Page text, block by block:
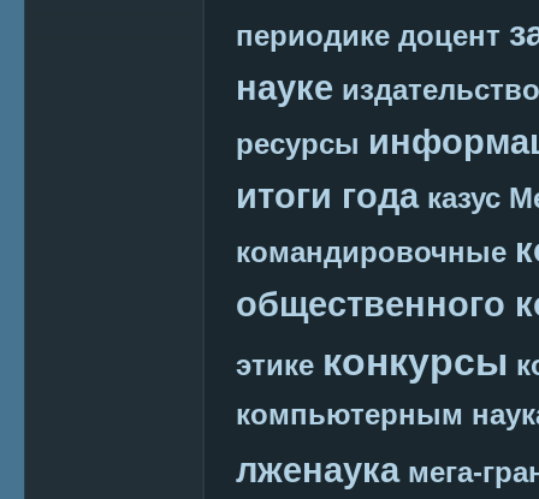
периодике доцент
науке издательство
ресурсы
итоги года казус
командировочные
общественного
этике конкурсы
компьютерным
лженаука мега-